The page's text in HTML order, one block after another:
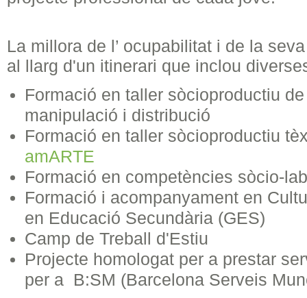
La millora de l’ ocupabilitat i de la
al llarg d'un itinerari que inclou
Formació en taller sòcioproductiu
manipulació i distribució
Formació en taller sòcioproductiu
amARTE
Formació en competències sòcio-
Formació i acompanyament en
en Educació Secundària (GES)
Camp de Treball d'Estiu
Projecte homologat per a prestar
per a B:SM (Barcelona Serveis